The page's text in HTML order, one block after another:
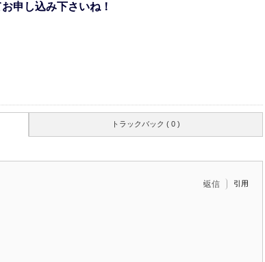
申し込み下さいね！
トラックバック ( 0 )
返信 引用